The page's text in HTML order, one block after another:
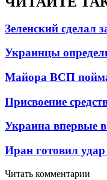
Зеленский сделал
Украинцы
Майора ВСП
Присвоение
Украина впервые
Иран готовил
Читать комментарии